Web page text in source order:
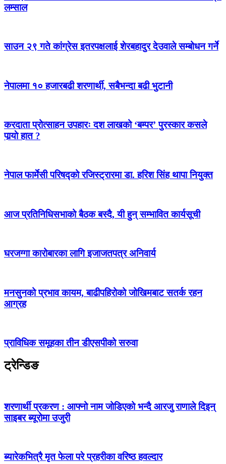
लम्साल
साउन २९ गते कांग्रेस इतरपक्षलाई शेरबहादुर देउवाले सम्बोधन गर्ने
नेपालमा १० हजारबढी शरणार्थी, सबैभन्दा बढी भुटानी
करदाता प्रोत्साहन उपहारः दश लाखको ‘बम्पर’ पुरस्कार कसले
पार्‍याे हात ?
नेपाल फार्मेसी परिषद्को रजिस्ट्रारमा डा. हरिश सिंह थापा नियुक्त
आज प्रतिनिधिसभाको बैठक बस्दै, यी हुन् सम्भावित कार्यसूची
घरजग्गा कारोबारका लागि इजाजतपत्र अनिवार्य
मनसुनको प्रभाव कायम, बाढीपहिरोको जोखिमबाट सतर्क रहन
आग्रह
प्राविधिक समूहका तीन डीएसपीको सरुवा
ट्रेन्डिङ
शरणार्थी प्रकरण : आफ्नो नाम जोडिएको भन्दै आरजु राणाले दिइन्
साइबर ब्यूरोमा उजुरी
ब्यारेकभित्रै मृत फेला परे प्रहरीका वरिष्ठ हवल्दार